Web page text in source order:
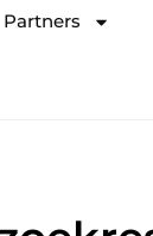
Partners